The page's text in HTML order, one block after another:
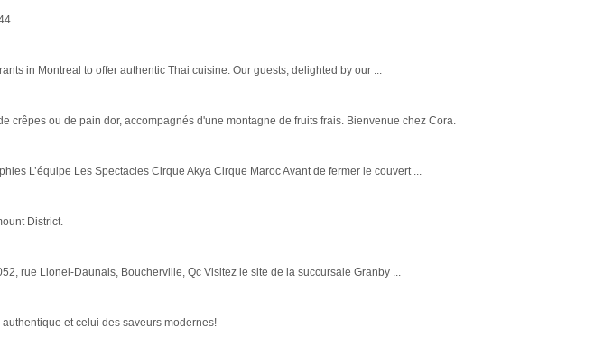
in Montreal to offer authentic Thai cuisine. Our guests, delighted by our ...
crêpes ou de pain dor, accompagnés d'une montagne de fruits frais. Bienvenue chez Cora.
L’équipe Les Spectacles Cirque Akya Cirque Maroc Avant de fermer le couvert ...
District.
rue Lionel-Daunais, Boucherville, Qc Visitez le site de la succursale Granby ...
et celui des saveurs modernes!